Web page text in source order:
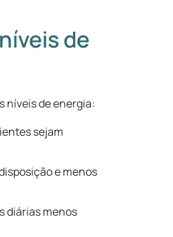
de
níveis de energia:
sejam
e menos
diárias menos